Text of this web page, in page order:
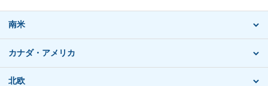
南米
カナダ・アメリカ
北欧